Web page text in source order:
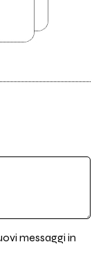
messaggi in